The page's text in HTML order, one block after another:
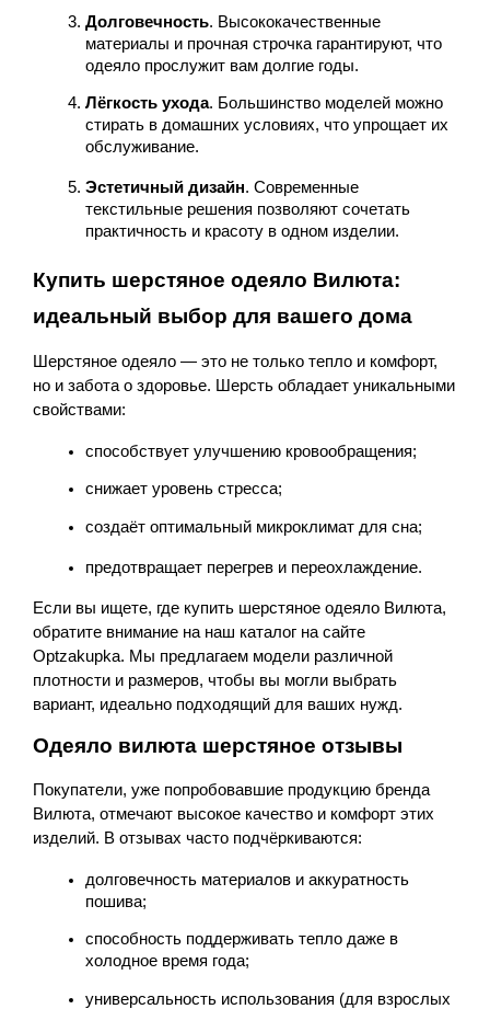
Долговечность. Высококачественные
материалы и прочная строчка гарантируют, что
одеяло прослужит вам долгие годы.
Лёгкость ухода. Большинство моделей можно
стирать в домашних условиях, что упрощает их
обслуживание.
Эстетичный дизайн. Современные
текстильные решения позволяют сочетать
практичность и красоту в одном изделии.
Купить шерстяное одеяло Вилюта:
идеальный выбор для вашего дома
Шерстяное одеяло — это не только тепло и комфорт,
но и забота о здоровье. Шерсть обладает уникальными
свойствами:
способствует улучшению кровообращения;
снижает уровень стресса;
создаёт оптимальный микроклимат для сна;
предотвращает перегрев и переохлаждение.
Если вы ищете, где купить шерстяное одеяло Вилюта,
обратите внимание на наш каталог на сайте
Optzakupka. Мы предлагаем модели различной
плотности и размеров, чтобы вы могли выбрать
вариант, идеально подходящий для ваших нужд.
Одеяло вилюта шерстяное отзывы
Покупатели, уже попробовавшие продукцию бренда
Вилюта, отмечают высокое качество и комфорт этих
изделий. В отзывах часто подчёркиваются:
долговечность материалов и аккуратность
пошива;
способность поддерживать тепло даже в
холодное время года;
универсальность использования (для взрослых